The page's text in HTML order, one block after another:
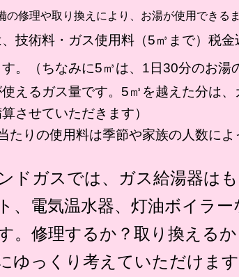
の修理や取り換えにより、お湯が使用できる
技術料・ガス使用料（5㎥まで）税金
。（ちなみに5㎥は、1日30分のお湯
えるガス量です。5㎥を越えた分は
させていただきます）
たりの使用料は季節や家族の人数によ
ドガスでは、ガス給湯器は
、電気温水器、灯油ボイラ
。修理するか？取り換える
ゆっくり考えていただけます